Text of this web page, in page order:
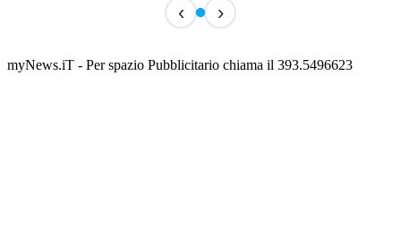
San Basso 2026 - il programma delle feste
‹ ›
myNews.iT - Per spazio Pubblicitario chiama il 393.5496623